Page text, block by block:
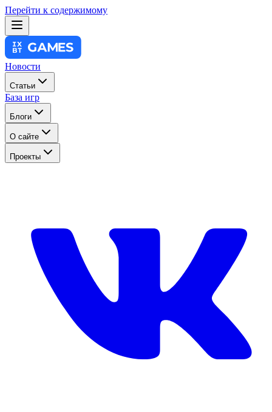
Перейти к содержимому
Новости
Статьи
База игр
Блоги
О сайте
Проекты